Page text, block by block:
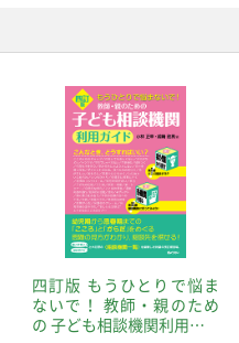
四訂版 もうひとりで悩ま
ないで！ 教師・親のため
の 子ども相談機関利用…